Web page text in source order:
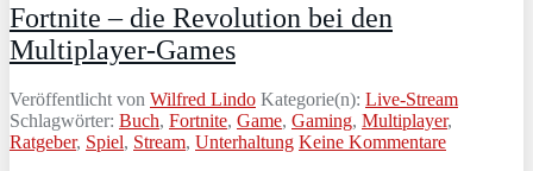
Fortnite – die Revolution bei den
Multiplayer-Games
Veröffentlicht von Wilfred Lindo Kategorie(n): Live-Stream
Schlagwörter: Buch, Fortnite, Game, Gaming, Multiplayer,
Ratgeber, Spiel, Stream, Unterhaltung Keine Kommentare